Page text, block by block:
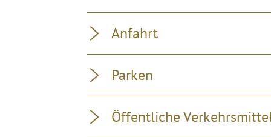
Anfahrt
Parken
Öffentliche